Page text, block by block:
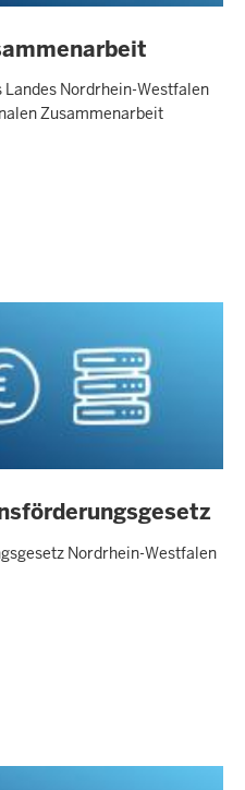
Nordrhein-Westfalen
Zusammenarbeit
Nordrhein-Westfalen